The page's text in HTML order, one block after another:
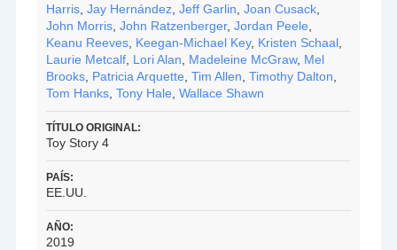
Harris ,Jay Hernández ,Jeff Garlin ,Joan Cusack
John Morris ,John Ratzenberger,Jordan Peele
Keanu Reeves Keegan-Michael Key, Kristen Schaal
Laurie Metcalf Lori Alan Madeleine McGraw, Mel
Brooks Patricia Arquette ,Tim Allen ,Timothy Dalton
Tom Hanks ,Tony Hale ,Wallace Shawn
TÍTULO ORIGINAL:
Toy Story 4
PAÍS:
EE.UU.
AÑO:
2019